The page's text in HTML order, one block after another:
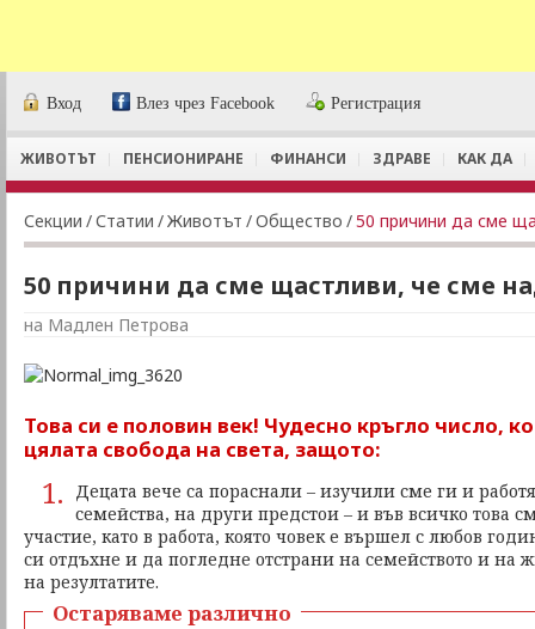
Вход Влез чрез Facebook Регистрация
ЖИВОТЪТ ПЕНСИОНИРАНЕ ФИНАНСИ ЗДРАВЕ КАК ДА
Секции /Статии /Животът /Общество /50 причини да сме
50 причини да сме щастливи, че сме
на Мадлен Петрова
Това си е половин век! Чудесно кръгло число,
цялата свобода на света, защото:
1.
Децата вече са пораснали – изучили сме ги и
семейства, на други предстои – и във всичко това
участие, като в работа, която човек е вършел с любов
си отдъхне и да погледне отстрани на семейството и на
на резултатите.
Остаряваме различно